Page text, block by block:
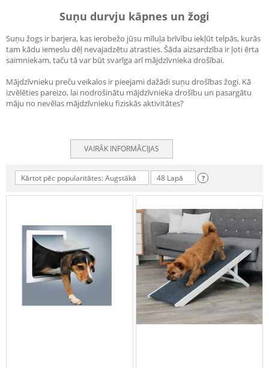
Suņu durvju kāpnes un žogi
Suņu žogs ir barjera, kas ierobežo jūsu mīluļa brīvību iekļūt telpās, kurās
tam kādu iemeslu dēļ nevajadzētu atrasties. Šāda aizsardzība ir ļoti ērta
saimniekam, taču tā var būt svarīga arī mājdzīvnieka drošībai.
Mājdzīvnieku preču veikalos ir pieejami dažādi suņu drošības žogi. Kā
izvēlēties pareizo, lai nodrošinātu mājdzīvnieka drošību un pasargātu
māju no nevēlas mājdzīvnieku fiziskās aktivitātes?
VAIRĀK INFORMĀCIJAS
Kārtot pēc popularitātes: Augstākā 48 Lapā ?